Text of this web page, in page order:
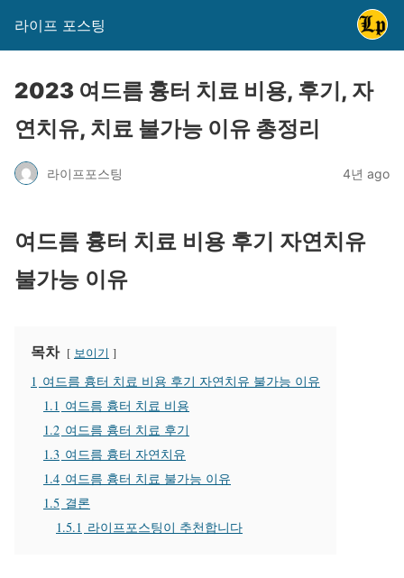
라이프 포스팅
2023 여드름 흉터 치료 비용, 후기, 자
연치유, 치료 불가능 이유 총정리
라이프포스팅 4년 ago
여드름 흉터 치료 비용 후기 자연치유
불가능 이유
목차 보이기
1 여드름 흉터 치료 비용 후기 자연치유 불가능 이유
1.1 여드름 흉터 치료 비용
1.2 여드름 흉터 치료 후기
1.3 여드름 흉터 자연치유
1.4 여드름 흉터 치료 불가능 이유
1.5 결론
1.5.1 라이프포스팅이 추천합니다